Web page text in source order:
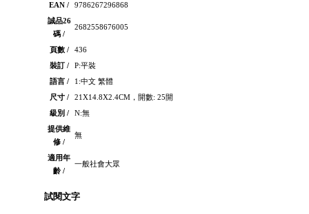
EAN /
9786267296868
誠品26
碼 /
2682558676005
頁數 /
436
裝訂 /
P:平裝
語言 /
1:中文 繁體
尺寸 /
21X14.8X2.4CM，開數: 25開
級別 /
N:無
提供維
修 /
無
適用年
齡 /
一般社會大眾
試閱文字